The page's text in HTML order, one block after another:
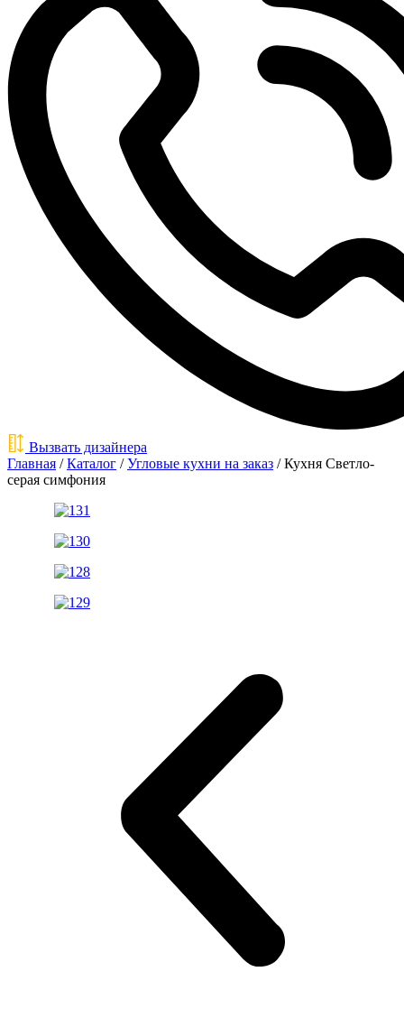
Вызвать дизайнера
Главная /Каталог /Угловые кухни на заказ /Кухня Светло-
серая симфония